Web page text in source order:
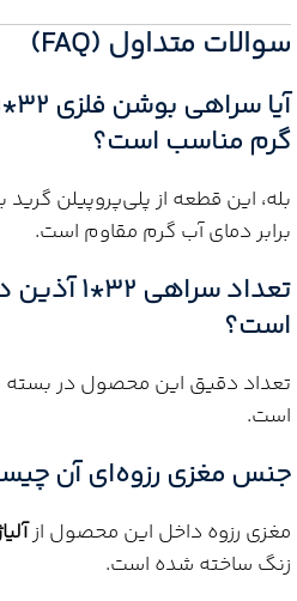
سوالات متداول (FAQ)
گرم مناسب است؟
بله، این قطعه از پلی‌پروپیلن
برابر دمای آب گرم مقاوم است.
تعداد
است؟
تعداد دقیق این محصول در بسته
است.
جنس مغزی رزوه‌ای آن
مغزی رزوه داخل این محصول از
زنگ ساخته شده است.